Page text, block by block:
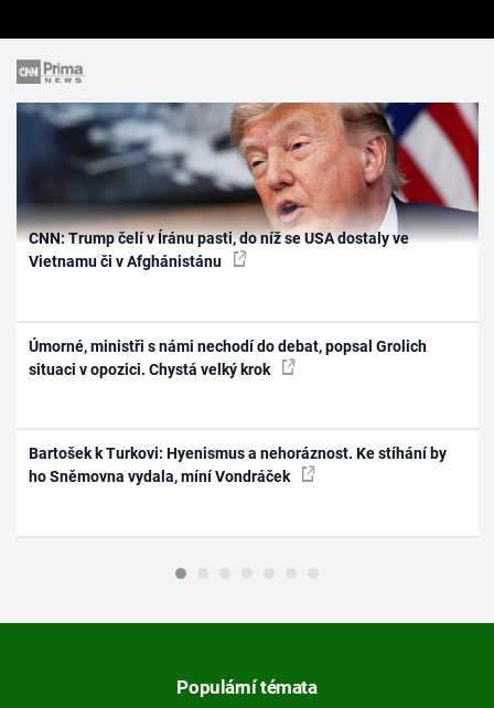
CNN: Trump čelí v Íránu pasti, do níž se USA dostaly ve
Vietnamu či v Afghánistánu
Úmorné, ministři s námi nechodí do debat, popsal Grolich
situaci v opozici. Chystá velký krok
Bartošek k Turkovi: Hyenismus a nehoráznost. Ke stíhání by
ho Sněmovna vydala, míní Vondráček
Populární témata